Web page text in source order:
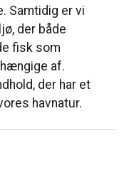
Samtidig er vi
der både
fisk som
af.
der har et
havnatur.